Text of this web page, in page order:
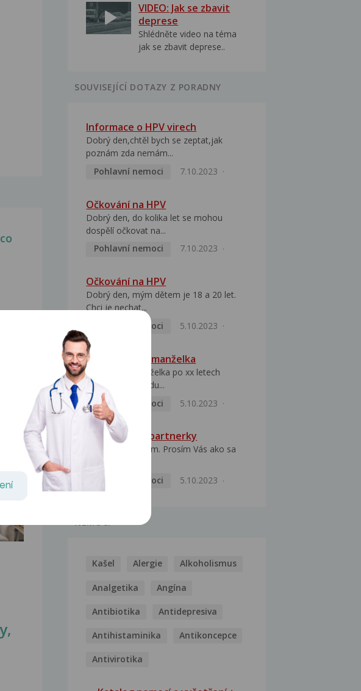
VIDEO: Jak se zbavit
deprese
Shlédněte video na téma
jak se zbavit deprese..
SOUVISEJÍCÍ DOTAZY Z PORADNY
Informace o HPV virech
Dobrý den,chtěl bych se zeptat,jak
poznám zda nemám...
Pohlavní nemoci
7.10.2023
Očkování na HPV
Dobrý den, do kolika let se mohou
dospělí očkovat na...
Pohlavní nemoci
7.10.2023
Očkování na HPV
Dobrý den, mým dětem je 18 a 20 let.
Chci je nechat...
Pohlavní nemoci
5.10.2023
HPV pozitivní manželka
Dobrý den, manželka po xx letech
přivezla z Východu...
Pohlavní nemoci
5.10.2023
HPV typ 52 u partnerky
Dobrý deň prajem. Prosím Vás ako sa
Pohlavní nemoci
5.10.2023
NEMOCI
Kašel Alergie Alkoholismus
Analgetika Angína
Antibiotika Antidepresiva
Antihistaminika Antikoncepce
Antivirotika